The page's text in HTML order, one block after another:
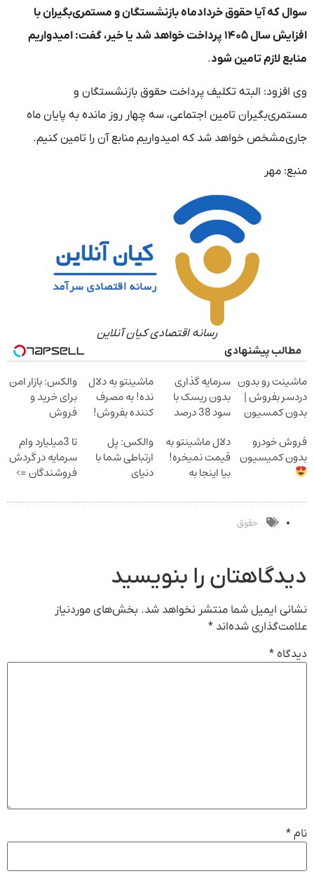
سوال که آیا حقوق خردادماه بازنشستگان و مستمری‌بگیران با
افزایش سال ۱۴۰۵ پرداخت خواهد شد یا خیر، گفت: امیدواریم
منابع لازم تامین شود.
وی افزود: البته تکلیف پرداخت حقوق بازنشستگان و
مستمری‌بگیران تامین اجتماعی، سه چهار روز مانده به پایان ماه
جاری مشخص خواهد شد که امیدواریم منابع آن را تامین کنیم.
منبع: مهر
رسانه اقتصادی کیان آنلاین
مطالب پیشنهادی
ماشینت رو بدون
دردسر بفروش |
بدون کمسیون
سرمایه گذاری
بدون ریسک با
سود 38 درصد
ماشینتو به دلال
نده! به مصرف
کننده بفروش!
یک تماس
والکس: بازار امن
برای خرید و
فروش
دیجیتال
فروش خودرو
بدون کمیسیون
دلال ماشینتو به
قیمت نمیخره!
بیا اینجا به
بفروش*فقط
والکس: پل
ارتباطی شما با
دنیای
دیجیتال
تا 3میلیارد وام
سرمایه در گردش
فروشندگان =>
ثبت کن
حقوق
دیدگاهتان را بنویسید
نشانی ایمیل شما منتشر نخواهد شد. بخش‌های موردنیاز
علامت‌گذاری شده‌اند *
دیدگاه *
نام *